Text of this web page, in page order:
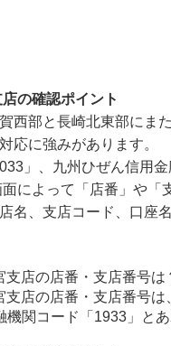
の確認ポイント
西部と長崎北東部にま
応に強みがあります。
」、九州ひぜん信用
によって「店番」や
名、支店コード、口座
店の店番・支店番号は
支店の店番・支店番号
機関コード「1933」と